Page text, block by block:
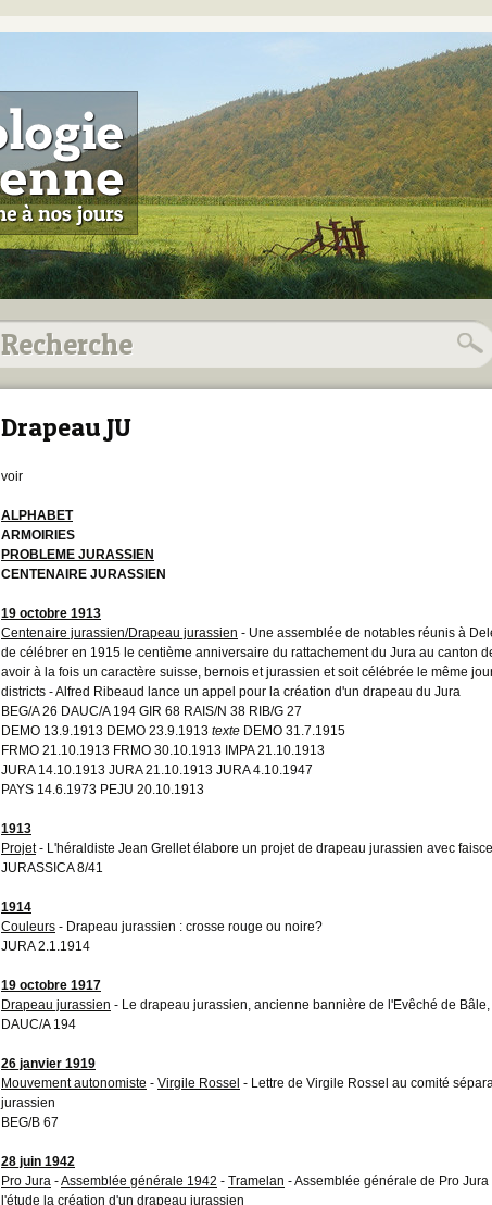
Drapeau JU
voir
ALPHABET
ARMOIRIES
PROBLEME JURASSIEN
CENTENAIRE JURASSIEN
19 octobre 1913
Centenaire jurassien/Drapeau jurassien - Une assemblée de notables réunis à
de célébrer en 1915 le centième anniversaire du rattachement du Jura au canton
avoir à la fois un caractère suisse, bernois et jurassien et soit célébrée le même
districts - Alfred Ribeaud lance un appel pour la création d'un drapeau du Jura
BEG/A 26 DAUC/A 194 GIR 68 RAIS/N 38 RIB/G 27
DEMO 13.9.1913 DEMO 23.9.1913 texte DEMO 31.7.1915
FRMO 21.10.1913 FRMO 30.10.1913 IMPA 21.10.1913
JURA 14.10.1913 JURA 21.10.1913 JURA 4.10.1947
PAYS 14.6.1973 PEJU 20.10.1913
1913
Projet- L'héraldiste Jean Grellet élabore un projet de drapeau jurassien avec
JURASSICA 8/41
1914
Couleurs - Drapeau jurassien : crosse rouge ou noire?
JURA 2.1.1914
19 octobre 1917
Drapeau jurassien - Le drapeau jurassien, ancienne bannière de l'Evêché de
DAUC/A 194
26 janvier 1919
Mouvement autonomiste - Virgile Rossel - Lettre de Virgile Rossel au comité
jurassien
BEG/B 67
28 juin 1942
Pro Jura -Assemblée générale 1942 - Tramelan - Assemblée générale de Pro
l'étude la création d'un drapeau jurassien